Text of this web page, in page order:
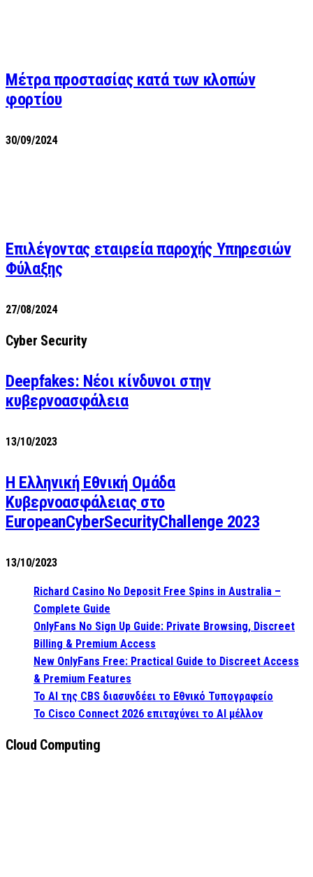
Μέτρα προστασίας κατά των κλοπών
φορτίου
30/09/2024
Επιλέγοντας εταιρεία παροχής Υπηρεσιών
Φύλαξης
27/08/2024
Cyber Security
Deepfakes: Νέοι κίνδυνοι στην
κυβερνοασφάλεια
13/10/2023
Η Ελληνική Εθνική Ομάδα
Κυβερνοασφάλειας στο
EuropeanCyberSecurityChallenge 2023
13/10/2023
Richard Casino No Deposit Free Spins in Australia –
Complete Guide
OnlyFans No Sign Up Guide: Private Browsing, Discreet
Billing & Premium Access
New OnlyFans Free: Practical Guide to Discreet Access
& Premium Features
Το AI της CBS διασυνδέει το Εθνικό Τυπογραφείο
Το Cisco Connect 2026 επιταχύνει το AI μέλλον
Cloud Computing